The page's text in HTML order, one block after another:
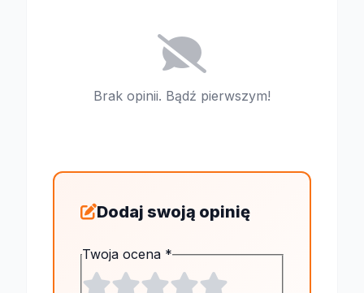
Brak opinii. Bądź pierwszym!
Dodaj swoją opinię
Twoja ocena *